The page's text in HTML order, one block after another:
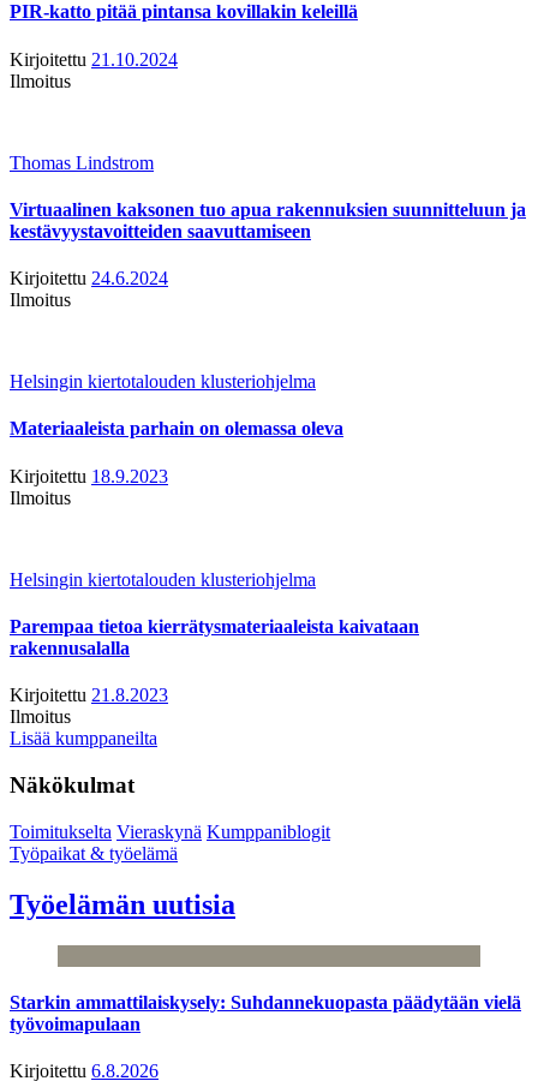
PIR-katto pitää pintansa kovillakin keleillä
Kirjoitettu 21.10.2024
Ilmoitus
Thomas Lindstrom
Virtuaalinen kaksonen tuo apua rakennuksien suunnitteluun ja
kestävyystavoitteiden saavuttamiseen
Kirjoitettu 24.6.2024
Ilmoitus
Helsingin kiertotalouden klusteriohjelma
Materiaaleista parhain on olemassa oleva
Kirjoitettu 18.9.2023
Ilmoitus
Helsingin kiertotalouden klusteriohjelma
Parempaa tietoa kierrätysmateriaaleista kaivataan
rakennusalalla
Kirjoitettu 21.8.2023
Ilmoitus
Lisää kumppaneilta
Näkökulmat
Toimitukselta Vieraskynä Kumppaniblogit
Työpaikat & työelämä
Työelämän uutisia
Starkin ammattilaiskysely: Suhdannekuopasta päädytään vielä
työvoimapulaan
Kirjoitettu 6.8.2026